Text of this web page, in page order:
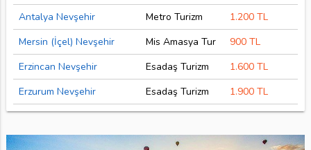
Antalya Nevşehir Metro Turizm
1.200 TL
Mersin (İçel) Nevşehir
Mis Amasya Tur
900 TL
Erzincan Nevşehir
Esadaş Turizm
1.600 TL
Erzurum Nevşehir
Esadaş Turizm 1.900 TL